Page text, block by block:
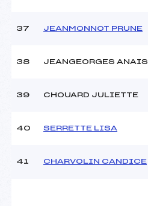
37 JEANMONNOT PRUNE
38 JEANGEORGES ANAIS
39 CHOUARD JULIETTE
40 SERRETTE LISA
41 CHARVOLIN CANDICE